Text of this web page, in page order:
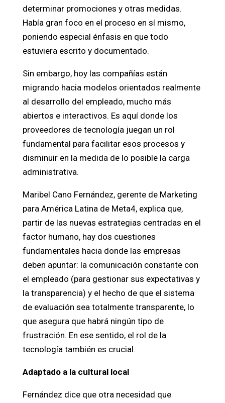
determinar promociones y otras medidas.
Había gran foco en el proceso en sí mismo,
poniendo especial énfasis en que todo
estuviera escrito y documentado.
Sin embargo, hoy las compañías están
migrando hacia modelos orientados realmente
al desarrollo del empleado, mucho más
abiertos e interactivos. Es aquí donde los
proveedores de tecnología juegan un rol
fundamental para facilitar esos procesos y
disminuir en la medida de lo posible la carga
administrativa.
Maribel Cano Fernández, gerente de Marketing
para América Latina de Meta4, explica que,
partir de las nuevas estrategias centradas en el
factor humano, hay dos cuestiones
fundamentales hacia donde las empresas
deben apuntar: la comunicación constante con
el empleado (para gestionar sus expectativas y
la transparencia) y el hecho de que el sistema
de evaluación sea totalmente transparente, lo
que asegura que habrá ningún tipo de
frustración. En ese sentido, el rol de la
tecnología también es crucial.
Adaptado a la cultural local
Fernández dice que otra necesidad que